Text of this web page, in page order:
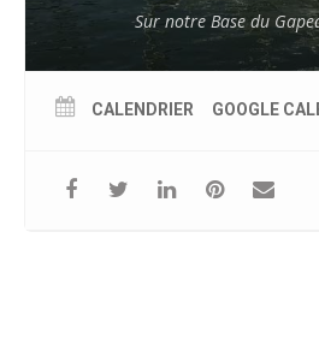
Sur notre Base du
CALENDRIER GOOGLE